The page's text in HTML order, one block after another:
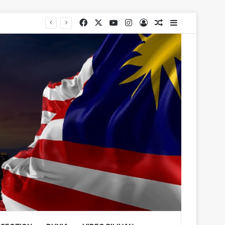
Facebook YouTubeInstagram
Log InRandom Article